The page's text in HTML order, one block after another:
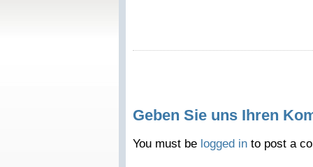
Geben Sie uns Ihren
You must be logged in to post a